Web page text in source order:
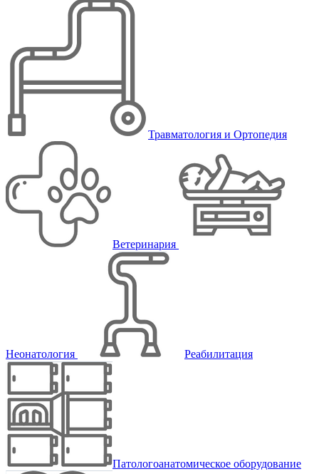
Травматология и Ортопедия
Ветеринария
Неонатология Реабилитация
Патологоанатомическое оборудование